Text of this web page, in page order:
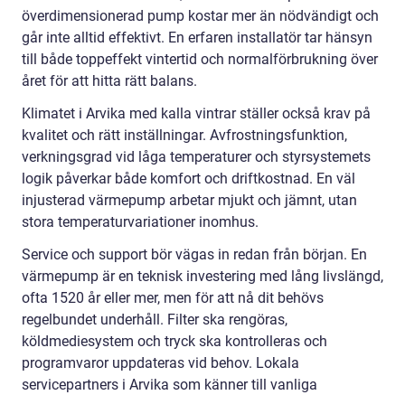
överdimensionerad pump kostar mer än nödvändigt och
går inte alltid effektivt. En erfaren installatör tar hänsyn
till både toppeffekt vintertid och normalförbrukning över
året för att hitta rätt balans.
Klimatet i Arvika med kalla vintrar ställer också krav på
kvalitet och rätt inställningar. Avfrostningsfunktion,
verkningsgrad vid låga temperaturer och styrsystemets
logik påverkar både komfort och driftkostnad. En väl
injusterad värmepump arbetar mjukt och jämnt, utan
stora temperaturvariationer inomhus.
Service och support bör vägas in redan från början. En
värmepump är en teknisk investering med lång livslängd,
ofta 1520 år eller mer, men för att nå dit behövs
regelbundet underhåll. Filter ska rengöras,
köldmediesystem och tryck ska kontrolleras och
programvaror uppdateras vid behov. Lokala
servicepartners i Arvika som känner till vanliga